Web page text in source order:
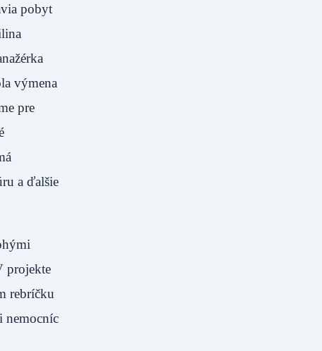
pobyt
výmena
pre
a ďalšie
projekte
rebríčku
nemocníc